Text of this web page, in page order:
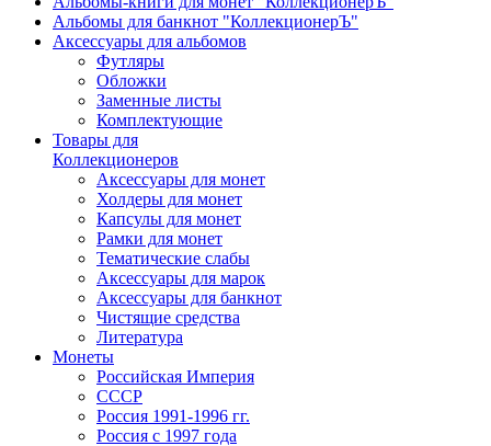
Альбомы для банкнот "КоллекционерЪ"
Аксессуары для альбомов
Футляры
Обложки
Заменные листы
Комплектующие
Товары для
Коллекционеров
Аксессуары для монет
Холдеры для монет
Капсулы для монет
Рамки для монет
Тематические слабы
Аксессуары для марок
Аксессуары для банкнот
Чистящие средства
Литература
Монеты
Российская Империя
СССР
Россия 1991-1996 гг.
Россия с 1997 года